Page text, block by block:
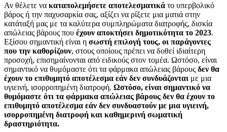
Αν θέλετε να καταπολεμήσετε αποτελεσματικά το υπερβολικό
βάρος ή την παχυσαρκία σας, αξίζει να ρίξετε μια ματιά στην
κατάταξή μας με τα καλύτερα συμπληρώματα διατροφής, δισκία
απώλειας βάρους που έχουν αποκτήσει δημοτικότητα το 2023.
Εξίσου σημαντική είναι η σωστή επιλογή τους, οι παράγοντες
που την καθορίζουν, στους οποίους πρέπει να δοθεί ιδιαίτερη
προσοχή, επισημαίνονται από ειδικούς στον τομέα. Ωστόσο, είναι
σημαντικό να θυμόμαστε ότι τα φάρμακα απώλειας βάρους δεν θα
έχουν το επιθυμητό αποτέλεσμα εάν δεν συνδυάζονται με μια
υγιεινή, ισορροπημένη διατροφή. Ωστόσο, είναι σημαντικό να
θυμόμαστε ότι τα φάρμακα απώλειας βάρους δεν θα έχουν το
επιθυμητό αποτέλεσμα εάν δεν συνδυαστούν με μια υγιεινή,
ισορροπημένη διατροφή και καθημερινή σωματική
δραστηριότητα.